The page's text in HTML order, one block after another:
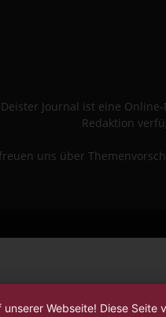
Deister Journal ist eine
Redaktion
uns über
unserer Webseite! Diese